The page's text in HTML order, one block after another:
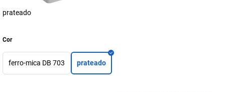
prateado
Cor
ferro-mica DB 703 prateado